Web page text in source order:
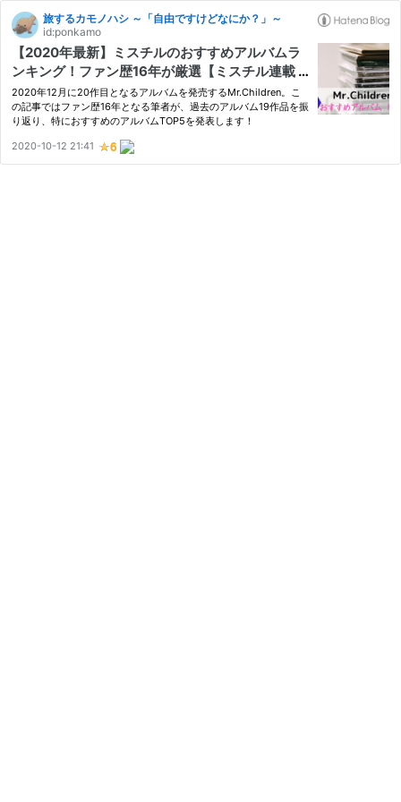
旅するカモノハシ ～「自由ですけどなにか？」～
id:ponkamo
【2020年最新】ミスチルのおすすめアルバムラ
ンキング！ファン歴16年が厳選【ミスチル連載 P
art.9】
2020年12月に20作目となるアルバムを発売するMr.Children。こ
の記事ではファン歴16年となる筆者が、過去のアルバム19作品を振
り返り、特におすすめのアルバムTOP5を発表します！
2020-10-12 21:41